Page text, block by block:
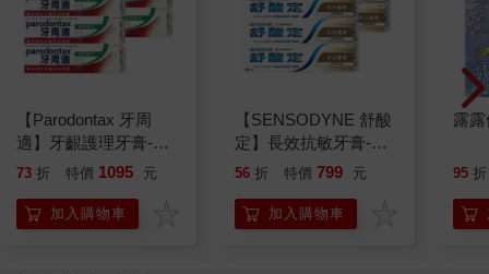
【Parodontax 牙周
適】牙齦護理牙膏-經
典配方90gx6入
73 折 特價 1095 元
加入購物車
【SENSODYNE 舒酸
定】長效抗敏牙膏-多
元護理120gx6入
56 折 特價 799 元
加入購物車
露
95 折